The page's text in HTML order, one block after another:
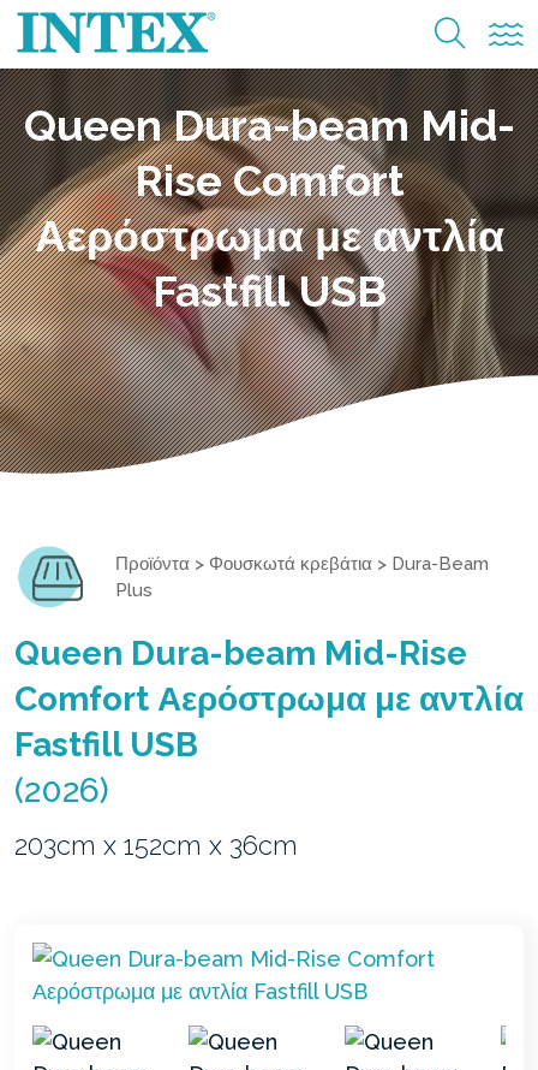
Queen Dura-beam Mid-
Rise Comfort
Αερόστρωμα με αντλία
Fastfill USB
Προϊόντα > Φουσκωτά κρεβάτια > Dura-Beam
Plus
Queen Dura-beam Mid-Rise
Comfort Αερόστρωμα με αντλία
Fastfill USB
(2026)
203cm x 152cm x 36cm